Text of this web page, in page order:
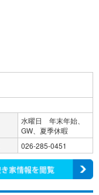
水曜日 年末年始、
GW、夏季休暇
026-285-0451